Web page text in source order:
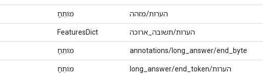
הערות/מזהה מוֹתֵחַ
הערות/תשובה_ארוכה FeaturesDict
annotations/long_answer/end_byte מוֹתֵחַ
הערות/long_answer/end_token מוֹתֵחַ